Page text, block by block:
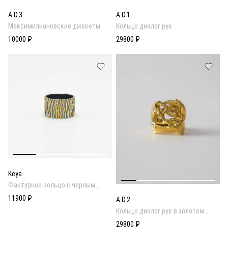
A.D.3
Максимилиановские джекеты
10000 ₽
A.D.1
Кольцо диалог рук
29800 ₽
Keya
Фактурное кольцо c черным
родиевым покрытием
11900 ₽
A.D.2
Кольцо диалог рук в золотом
покрытии
29800 ₽